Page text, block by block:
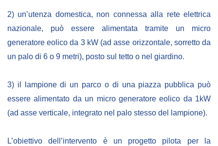
2) un’utenza domestica, non connessa alla rete elettrica
nazionale, può essere alimentata tramite un micro
generatore eolico da 3 kW (ad asse orizzontale, sorretto da
un palo di 6 o 9 metri), posto sul tetto o nel giardino.
3) il lampione di un parco o di una piazza pubblica può
essere alimentato da un micro generatore eolico da 1kW
(ad asse verticale, integrato nel palo stesso del lampione).
L’obiettivo dell’intervento è un progetto pilota per la